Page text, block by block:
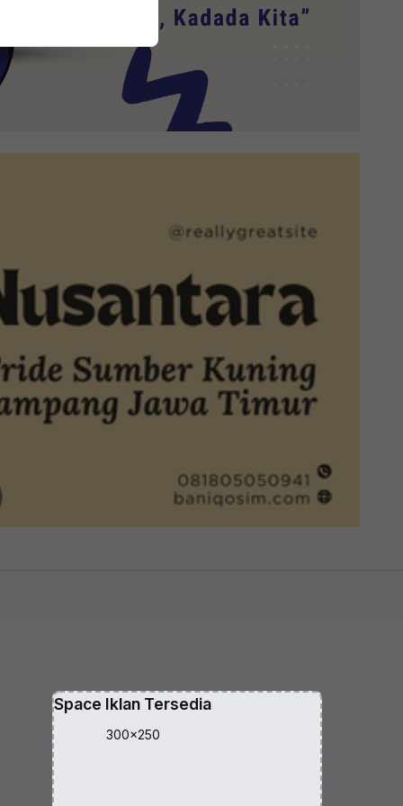
Space Iklan Tersedia
300x250